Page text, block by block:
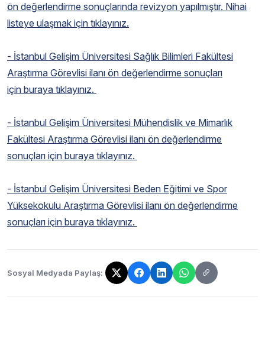
ön değerlendirme sonuçlarında revizyon yapılmıştır. Nihai
listeye ulaşmak için tıklayınız.
- İstanbul Gelişim Üniversitesi Sağlık Bilimleri Fakültesi
Araştırma Görevlisi ilanı ön değerlendirme sonuçları
için buraya tıklayınız.
- İstanbul Gelişim Üniversitesi Mühendislik ve Mimarlık
Fakültesi Araştırma Görevlisi ilanı ön değerlendirme
sonuçları için buraya tıklayınız.
- İstanbul Gelişim Üniversitesi Beden Eğitimi ve Spor
Yüksekokulu Araştırma Görevlisi ilanı ön değerlendirme
sonuçları için buraya tıklayınız.
Sosyal Medyada Paylaş:
Bağlantı kopyalandı!